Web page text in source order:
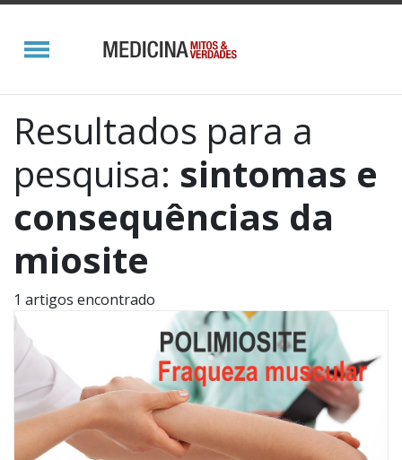
Resultados para a
pesquisa: sintomas e
consequências da
miosite
1 artigos encontrado